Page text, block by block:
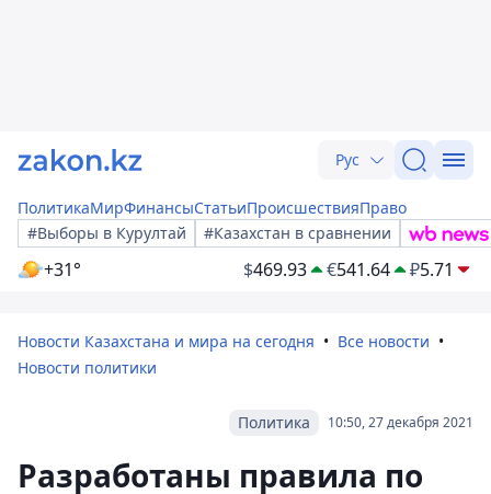
Рус
ПолитикаМирФинансыСтатьиПроисшествияПраво
#Выборы в Курултай
#Казахстан в сравнении
+31° $469.93 €541.64 ₽5.71
Новости Казахстана и мира на сегодня
Все новости
Новости политики
10:50, 27 декабря 2021
Политика
Разработаны правила по